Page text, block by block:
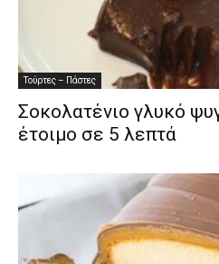
Τούρτες – Πάστες
Σοκολατένιο γλυκό
έτοιμο σε 5 λεπτά